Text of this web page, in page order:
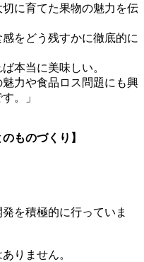
に育てた果物の魅力を伝
をどう残すかに徹底的に
本当に美味しい。
力や食品ロス問題にも興
。」
ものづくり】
を積極的に行っていま
りません。